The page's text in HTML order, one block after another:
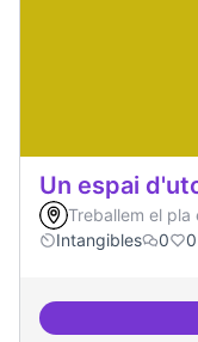
Un espai
Treballem el
Intangibles
0 0